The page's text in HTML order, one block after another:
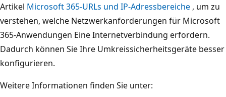
Artikel Microsoft 365-URLs und IP-Adressbereiche , um zu
verstehen, welche Netzwerkanforderungen für Microsoft
365-Anwendungen Eine Internetverbindung erfordern.
Dadurch können Sie Ihre Umkreissicherheitsgeräte besser
konfigurieren.
Weitere Informationen finden Sie unter: